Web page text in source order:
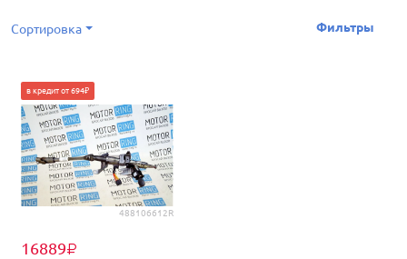
Сортировка Фильтры
488106612R
16889₽
в кредит от 694₽